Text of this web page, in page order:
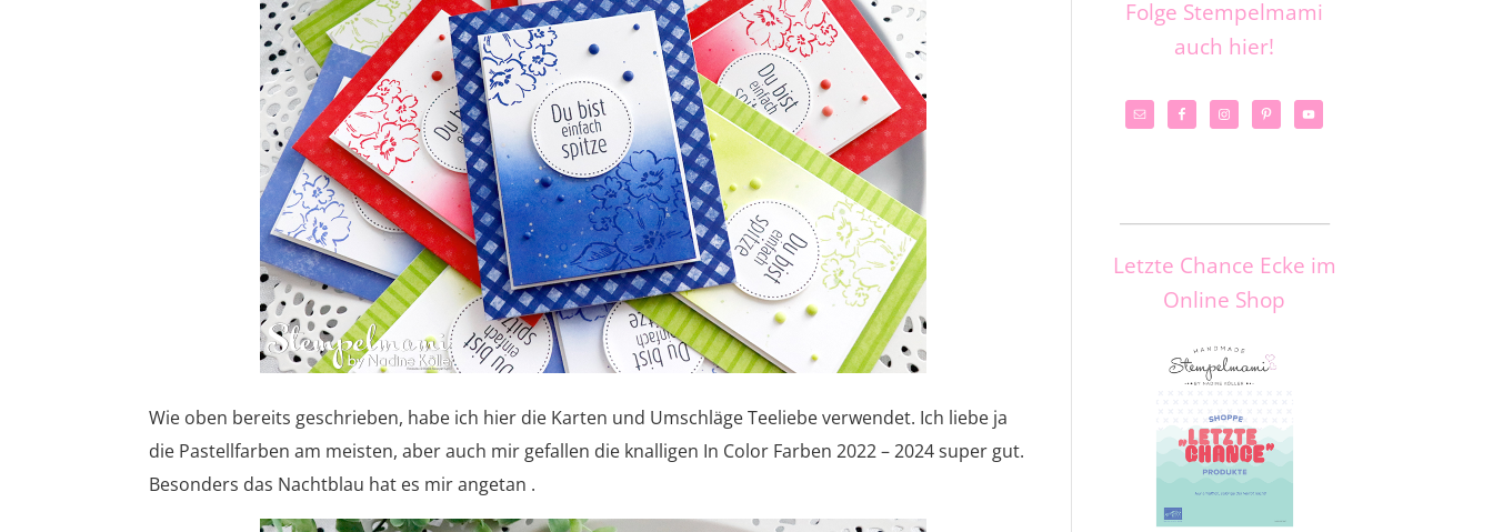
Wie oben bereits geschrieben, habe ich hier die Karten und Umschläge Teeliebe verwendet. Ich liebe ja
die Pastellfarben am meisten, aber auch mir gefallen die knalligen In Color Farben 2022 – 2024 super gut.
Besonders das Nachtblau hat es mir angetan .
Folge Stempelmami
auch hier!
Letzte Chance Ecke im
Online Shop